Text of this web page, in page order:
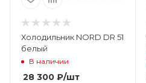
Холодильник NORD DR 51
белый
В наличии
28 300 ₽/шт